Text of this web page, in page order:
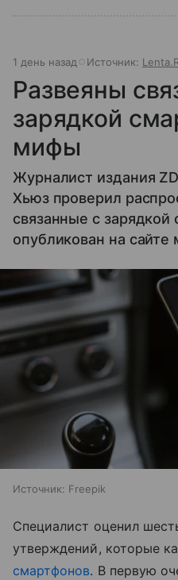
1 день назад Источник:
Развеяны
зарядкой
мифы
Журналист издания
Хьюз проверил
связанные с
опубликован на сайте
Источник: Freepik
Специалист оценил
утверждений, которые
смартфонов. В первую